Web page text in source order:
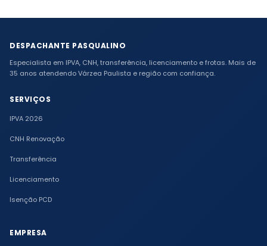
DESPACHANTE PASQUALINO
Especialista em IPVA, CNH, transferência, licenciamento e frotas. Mais de
35 anos atendendo Várzea Paulista e região com confiança.
SERVIÇOS
IPVA 2026
CNH Renovação
Transferência
Licenciamento
Isenção PCD
EMPRESA